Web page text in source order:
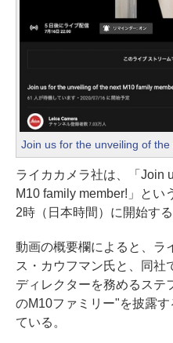
Join us for the unveiling of
ライカカメラ社は、「Join
M10 family member!」とい
2時（日本時間）に開始する
動画の概要欄によると、ラ
ス・カウフマン氏と、同社
ディレクターを務めるステ
のM10ファミリー"を披露
ている。